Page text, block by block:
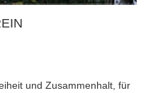
und Zusammenhalt, für